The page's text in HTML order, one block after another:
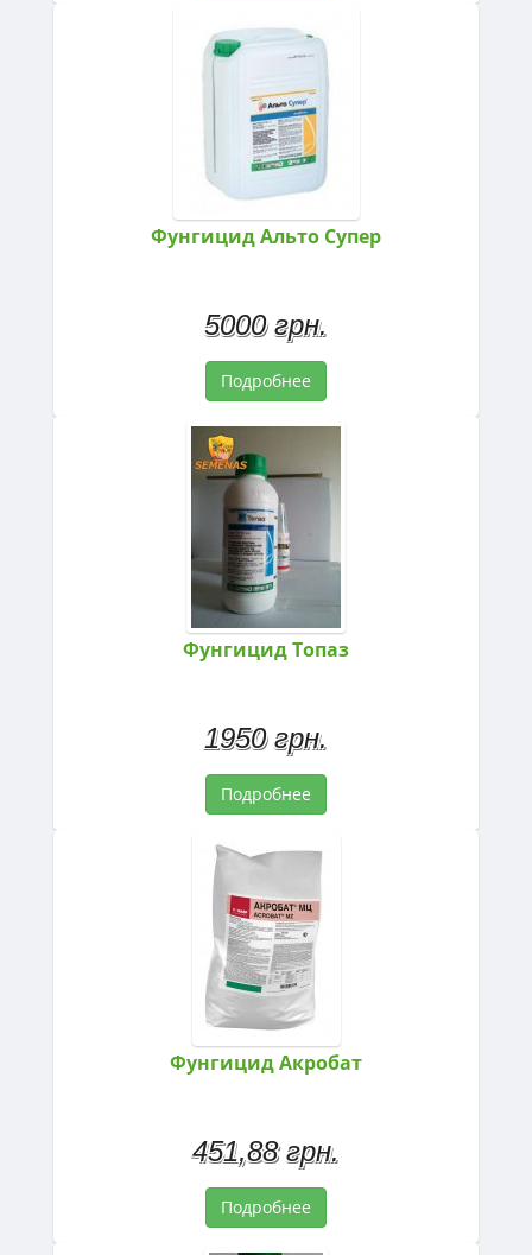
Фунгицид Альто Супер
5000 грн.
Подробнее
Фунгицид Топаз
1950 грн.
Подробнее
Фунгицид Акробат
451,88 грн.
Подробнее